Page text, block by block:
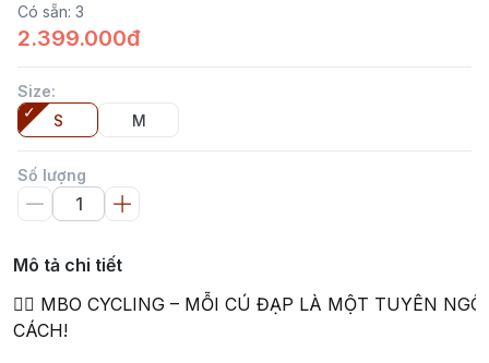
Có sẵn: 3
2.399.000đ
Size:
S
M
Số lượng
Mô tả chi tiết
🚴‍♂️ MBO CYCLING – MỖI CÚ ĐẠP LÀ MỘT TUYÊN
CÁCH!